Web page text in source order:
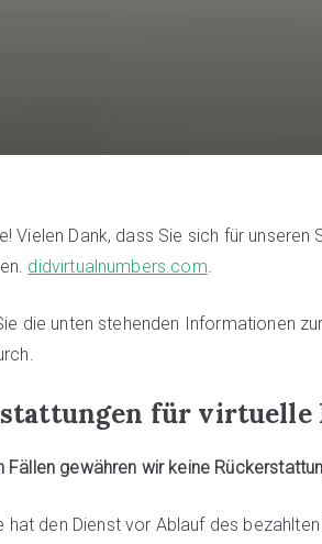
Vielen Dank, dass Sie sich für
didvirtualnumbers.com.
die unten stehenden Informationen
für virtuelle
Fällen gewähren wir keine
hat den Dienst vor Ablauf des